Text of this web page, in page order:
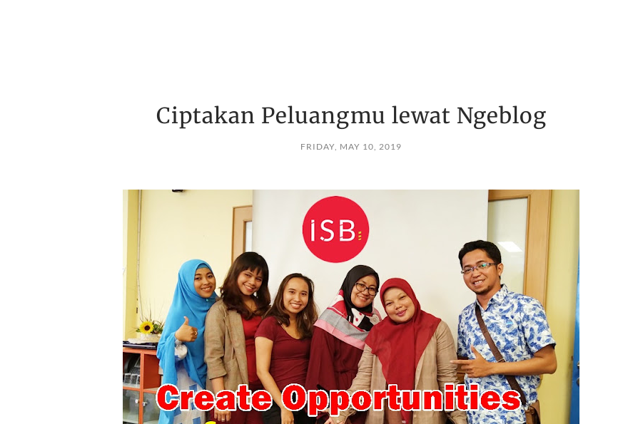
Ciptakan Peluangmu lewat Ngeblog
FRIDAY, MAY 10, 2019